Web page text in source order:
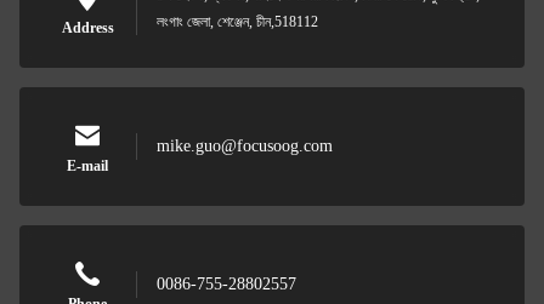
Address
লংগাং জেলা, শেঞ্জেন, চীন,518112
E-mail
mike.guo@focusoog.com
0086-755-28802557